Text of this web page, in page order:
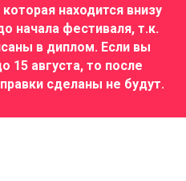
находится внизу
начала фестиваля, т.к.
в диплом. Если вы
15 августа, то после
сделаны не будут.